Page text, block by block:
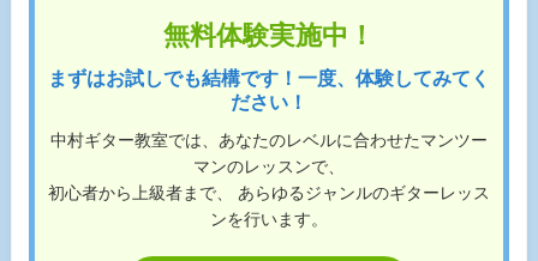
無料体験実施中！
まずはお試しでも結構です！一度、体験してみてく
ださい！
中村ギター教室では、あなたのレベルに合わせたマンツー
マンのレッスンで、
初心者から上級者まで、 あらゆるジャンルのギターレッス
ンを行います。